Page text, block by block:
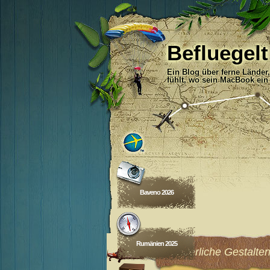
Befluegelt
Ein Blog über ferne
fühlt, wo sein MacBook ein
Baveno 2026
Rumänien 2025
Wunderliche Gestalten